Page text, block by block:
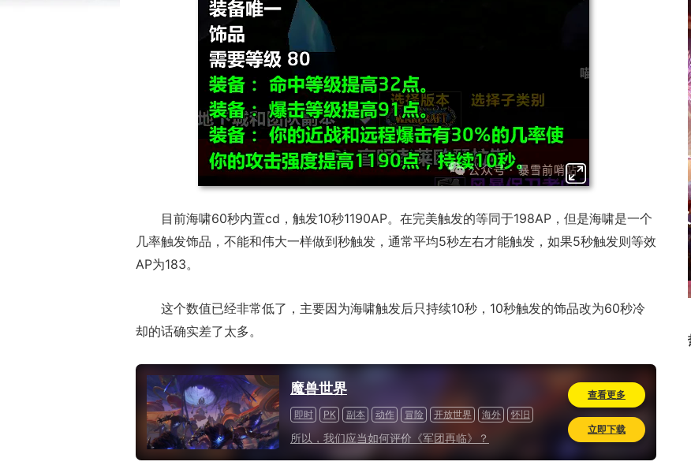
目前海啸60秒内置cd，触发10秒1190AP。在完美触发的等同于198AP，但是海啸是一个
几率触发饰品，不能和伟大一样做到秒触发，通常平均5秒左右才能触发，如果5秒触发则等效
AP为183。
这个数值已经非常低了，主要因为海啸触发后只持续10秒，10秒触发的饰品改为60秒冷
却的话确实差了太多。
魔兽世界
即时 PK 副本 动作 冒险 开放世界 海外 怀旧
所以，我们应当如何评价《军团再临》？
查看更多
立即下载
17周年庆典 争霸赛大区火
爆开启
一看吓一跳：雷死人不偿
的囧图集（1171）